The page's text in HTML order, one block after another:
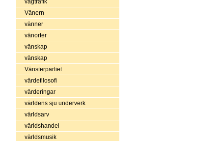
vägtrafik
Vänern
vänner
vänorter
vänskap
vänskap
Vänsterpartiet
värdefilosofi
värderingar
världens sju underverk
världsarv
världshandel
världsmusik